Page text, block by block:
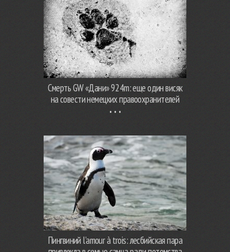
Смерть GW «Дани» 924m: еще один висяк
на совести немецких правоохранителей
Пингвиний l’amour à trois: лесбийская пара